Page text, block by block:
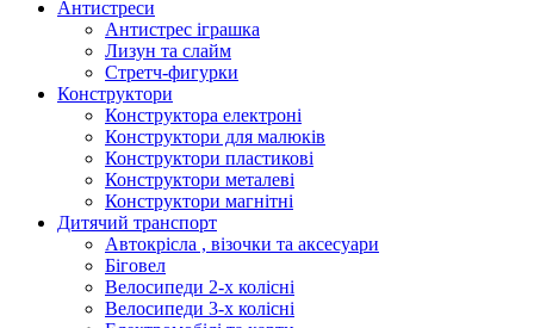
Антистреси
Антистрес іграшка
Лизун та слайм
Стретч-фигурки
Конструктори
Конструктора електроні
Конструктори для малюків
Конструктори пластикові
Конструктори металеві
Конструктори магнітні
Дитячий транспорт
Автокрісла , візочки та аксесуари
Біговел
Велосипеди 2-х колісні
Велосипеди 3-х колісні